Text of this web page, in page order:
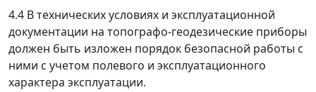
4.4 В технических условиях и эксплуатационной
документации на топографо-геодезические приборы
должен быть изложен порядок безопасной работы с
ними с учетом полевого и эксплуатационного
характера эксплуатации.